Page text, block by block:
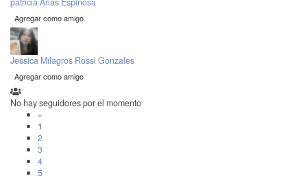
Agregar como amigo
Jessica Milagros Rossi Gonzales
Agregar como amigo
No hay seguidores por el momento
«
1
2
3
4
5